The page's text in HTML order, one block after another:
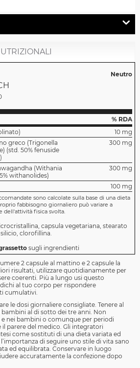
Neutro
% RDA
10 mg
greco (Trigonella
(std. 50% fenuside
300 mg
(Withania
withanolides)
300 mg
100 mg
sono calcolate sulla base di una dieta
fabbisogno giornaliero può variare a
dell'attività fisica svolta.
capsula vegetariana, stearato
clorofillina.
sugli ingrendienti
2 capsule al mattino e 2 capsule la
risultati, utilizzare quotidianamente per
coerenti. Più a lungo usi questo
al tuo corpo per rispondere
cumulativi.
le dosi giornaliere consigliate. Tenere al
al di sotto dei tre anni. Non
nei bambini o comunque per periodi
parere del medico. Gli integratori
come sostituti di una dieta variata ed
di seguire uno stile di vita sano
ed equilibrata. Conservare in luogo
accuratamente la confezione dopo